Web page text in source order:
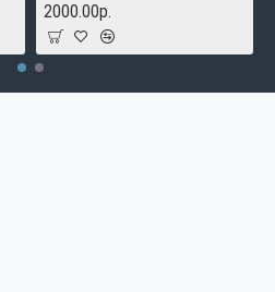
2000.00р.